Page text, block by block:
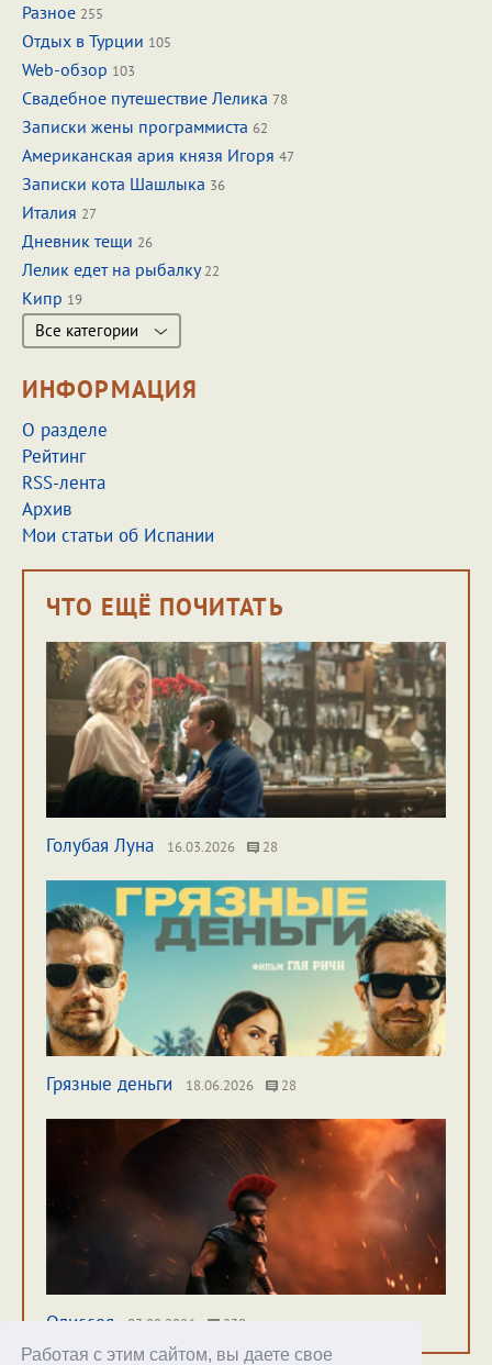
Работая с этим сайтом, вы даете свое
Разное 255
Отдых в Турции 105
Web-обзор 103
Свадебное путешествие Лелика 78
Записки жены программиста 62
Американская ария князя Игоря 47
Записки кота Шашлыка 36
Италия 27
Дневник тещи 26
Лелик едет на рыбалку22
Кипр 19
Все категории
ИНФОРМАЦИЯ
О разделе
Рейтинг
RSS-лента
Архив
Мои статьи об Испании
ЧТО ЕЩЁ ПОЧИТАТЬ
Голубая Луна 16.03.2026 28
Грязные деньги 18.06.2026 28
Одиссея 03.08.2026 230